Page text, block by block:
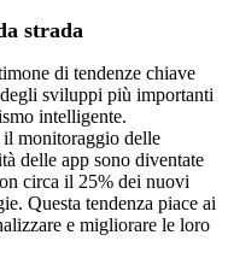
strada
di tendenze chiave
sviluppi più importanti
intelligente.
monitoraggio delle
delle app sono diventate
circa il 25% dei nuovi
Questa tendenza piace ai
e migliorare le loro